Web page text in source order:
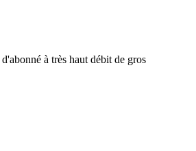
à très haut débit de gros